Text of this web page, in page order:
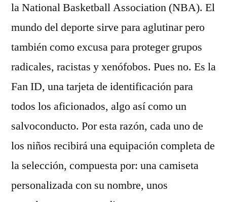
la National Basketball Association (NBA). El
mundo del deporte sirve para aglutinar pero
también como excusa para proteger grupos
radicales, racistas y xenófobos. Pues no. Es la
Fan ID, una tarjeta de identificación para
todos los aficionados, algo así como un
salvoconducto. Por esta razón, cada uno de
los niños recibirá una equipación completa de
la selección, compuesta por: una camiseta
personalizada con su nombre, unos